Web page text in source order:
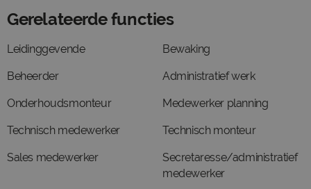
Gerelateerde functies
Leidinggevende
Beheerder
Onderhoudsmonteur
Technisch medewerker
Sales medewerker
Bewaking
Administratief werk
Medewerker planning
Technisch monteur
Secretaresse/administratief
medewerker